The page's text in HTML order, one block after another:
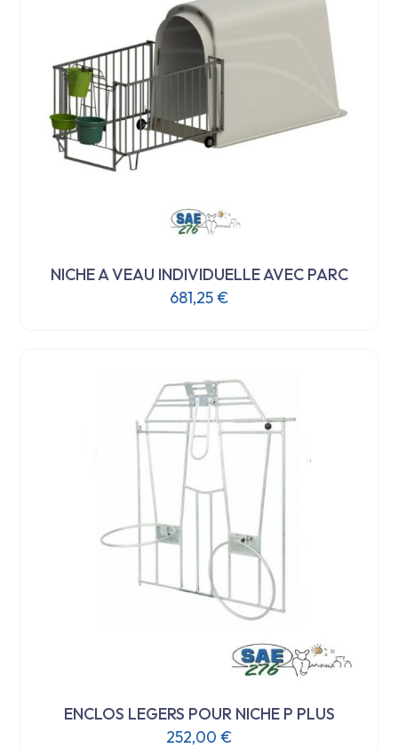
NICHE A VEAU INDIVIDUELLE AVEC PARC
681,25€
ENCLOS LEGERS POUR NICHE P PLUS
252,00 €